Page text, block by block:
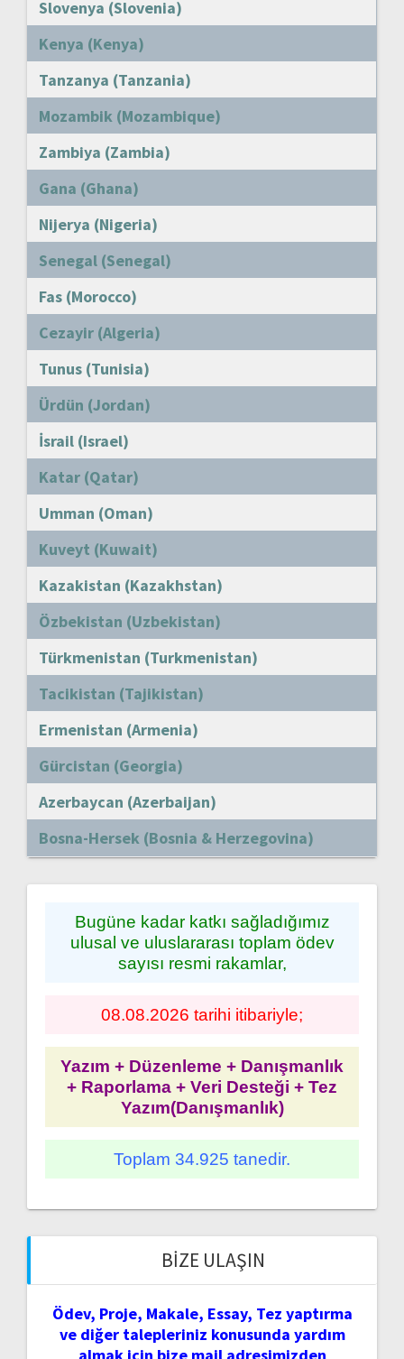
Slovenya (Slovenia)
Kenya (Kenya)
Tanzanya (Tanzania)
Mozambik (Mozambique)
Zambiya (Zambia)
Gana (Ghana)
Nijerya (Nigeria)
Senegal (Senegal)
Fas (Morocco)
Cezayir (Algeria)
Tunus (Tunisia)
Ürdün (Jordan)
İsrail (Israel)
Katar (Qatar)
Umman (Oman)
Kuveyt (Kuwait)
Kazakistan (Kazakhstan)
Özbekistan (Uzbekistan)
Türkmenistan (Turkmenistan)
Tacikistan (Tajikistan)
Ermenistan (Armenia)
Gürcistan (Georgia)
Azerbaycan (Azerbaijan)
Bosna-Hersek (Bosnia & Herzegovina)
Bugüne kadar katkı sağladığımız
ulusal ve uluslararası toplam ödev
sayısı resmi rakamlar,
08.08.2026 tarihi itibariyle;
Yazım + Düzenleme + Danışmanlık
+ Raporlama + Veri Desteği + Tez
Yazım(Danışmanlık)
Toplam 34.925 tanedir.
BIZE ULAŞIN
Ödev, Proje, Makale, Essay, Tez yaptırma
ve diğer talepleriniz konusunda yardım